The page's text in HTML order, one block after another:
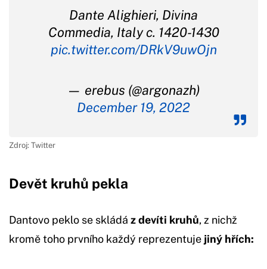
Dante Alighieri, Divina
Commedia, Italy c. 1420-1430
pic.twitter.com/DRkV9uwOjn
— erebus (@argonazh)
December 19, 2022
Zdroj: Twitter
Devět kruhů pekla
Dantovo peklo se skládá z devíti kruhů, z nichž
kromě toho prvního každý reprezentuje jiný hřích: